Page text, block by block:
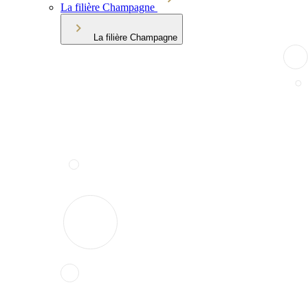
La filière Champagne
La filière Champagne